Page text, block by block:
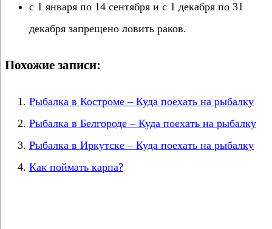
с 1 января по 14 сентября и с 1 декабря по 31
декабря запрещено ловить раков.
Похожие записи:
Рыбалка в Костроме – Куда поехать на рыбалку
Рыбалка в Белгороде – Куда поехать на рыбалку
Рыбалка в Иркутске – Куда поехать на рыбалку
Как поймать карпа?